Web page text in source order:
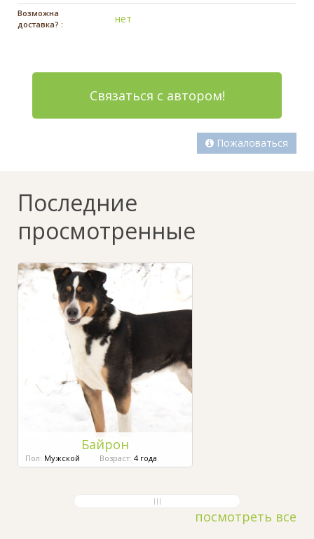
Возможна
доставка? :
нет
Связаться с автором!
Пожаловаться
Последние
просмотренные
Байрон
Пол: Мужской Возраст: 4 года
посмотреть все